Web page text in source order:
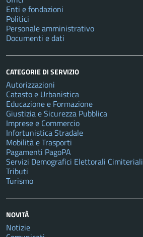
Enti e fondazioni
Politici
Personale amministrativo
Documenti e dati
CATEGORIE DI SERVIZIO
Autorizzazioni
Catasto e Urbanistica
Educazione e Formazione
Giustizia e Sicurezza Pubblica
Imprese e Commercio
Infortunistica Stradale
Mobilità e Trasporti
Pagamenti PagoPA
Servizi Demografici Elettorali Cimiteriali
Tributi
Turismo
NOVITÀ
Notizie